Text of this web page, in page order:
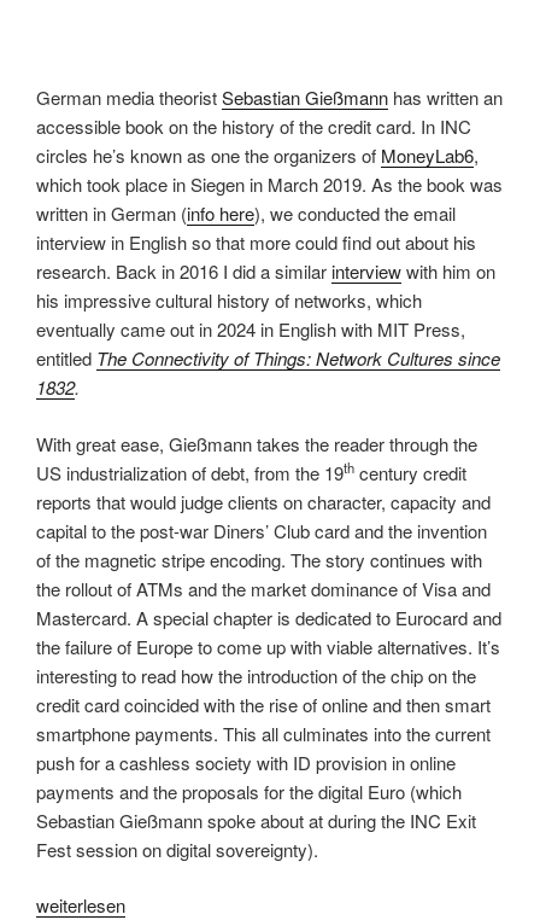
German media theoristSebastian Gießmann has written an
accessible book on the history of the credit card. In INC
circles he’s known as one the organizers of MoneyLab6,
which took place in Siegen in March 2019. As the book was
written in German (info here), we conducted the email
interview in English so that more could find out about his
research. Back in 2016 I did a similarinterviewwith him on
his impressive cultural history of networks, which
eventually came out in 2024 in English with MIT Press,
entitled The Connectivity of Things: Network Cultures since
1832.
With great ease, Gießmann takes the reader through the
US industrialization of debt, from the 19th century credit
reports that would judge clients on character, capacity and
capital to the post-war Diners’ Club card and the invention
of the magnetic stripe encoding. The story continues with
the rollout of ATMs and the market dominance of Visa and
Mastercard. A special chapter is dedicated to Eurocard and
the failure of Europe to come up with viable alternatives. It’s
interesting to read how the introduction of the chip on the
credit card coincided with the rise of online and then smart
smartphone payments. This all culminates into the current
push for a cashless society with ID provision in online
payments and the proposals for the digital Euro (which
Sebastian Gießmann spoke about at during the INC Exit
Fest session on digital sovereignty).
„Interview
weiterlesen